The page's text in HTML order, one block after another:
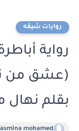
روايات شيقه
رواية
بقلم
mohamed